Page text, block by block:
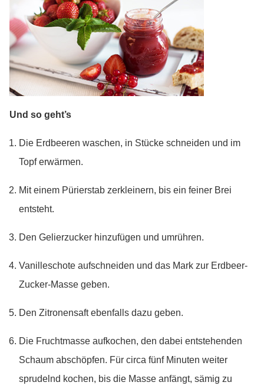
Und so geht’s
Die Erdbeeren waschen, in Stücke schneiden und im
Topf erwärmen.
Mit einem Pürierstab zerkleinern, bis ein feiner Brei
entsteht.
Den Gelierzucker hinzufügen und umrühren.
Vanilleschote aufschneiden und das Mark zur Erdbeer-
Zucker-Masse geben.
Den Zitronensaft ebenfalls dazu geben.
Die Fruchtmasse aufkochen, den dabei entstehenden
Schaum abschöpfen. Für circa fünf Minuten weiter
sprudelnd kochen, bis die Masse anfängt, sämig zu